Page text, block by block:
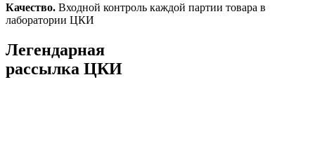
Качество. Входной контроль каждой партии товара в
лаборатории ЦКИ
Легендарная
рассылка ЦКИ